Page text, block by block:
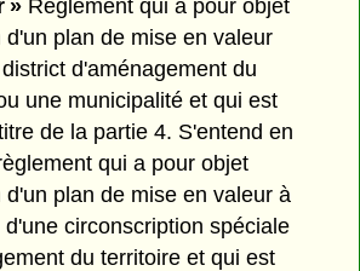
» Règlement qui a pour objet
d'un plan de mise en valeur
d'aménagement du
une municipalité et qui est
de la partie 4. S'entend en
qui a pour objet
d'un plan de mise en valeur à
d'une circonscription spéciale
du territoire et qui est